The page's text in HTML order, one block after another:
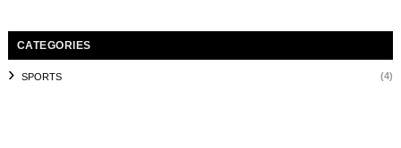
CATEGORIES
SPORTS (4)